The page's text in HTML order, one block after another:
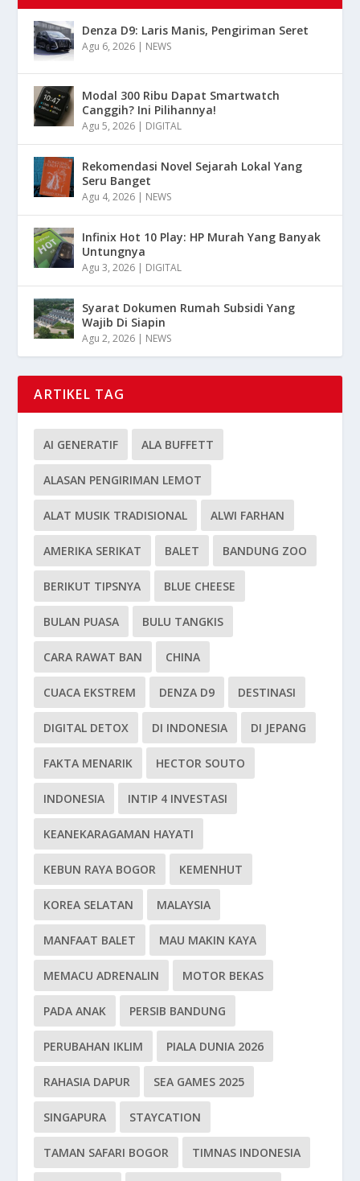
Denza D9: Laris Manis, Pengiriman Seret
Agu 6, 2026 | NEWS
Modal 300 Ribu Dapat Smartwatch
Canggih? Ini Pilihannya!
Agu 5, 2026 | DIGITAL
Rekomendasi Novel Sejarah Lokal Yang
Seru Banget
Agu 4, 2026 | NEWS
Infinix Hot 10 Play: HP Murah Yang Banyak
Untungnya
Agu 3, 2026 | DIGITAL
Syarat Dokumen Rumah Subsidi Yang
Wajib Di Siapin
Agu 2, 2026 | NEWS
ARTIKEL TAG
AI GENERATIF ALA BUFFETT
ALASAN PENGIRIMAN LEMOT
ALAT MUSIK TRADISIONAL ALWI FARHAN
AMERIKA SERIKAT BALET BANDUNG ZOO
BERIKUT TIPSNYA BLUE CHEESE
BULAN PUASA BULU TANGKIS
CARA RAWAT BAN CHINA
CUACA EKSTREM DENZA D9 DESTINASI
DIGITAL DETOX DI INDONESIA DI JEPANG
FAKTA MENARIK HECTOR SOUTO
INDONESIA INTIP 4 INVESTASI
KEANEKARAGAMAN HAYATI
KEBUN RAYA BOGOR KEMENHUT
KOREA SELATAN MALAYSIA
MANFAAT BALET MAU MAKIN KAYA
MEMACU ADRENALIN MOTOR BEKAS
PADA ANAK PERSIB BANDUNG
PERUBAHAN IKLIM PIALA DUNIA 2026
RAHASIA DAPUR SEA GAMES 2025
SINGAPURA STAYCATION
TAMAN SAFARI BOGOR TIMNAS INDONESIA